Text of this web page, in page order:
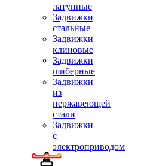
латунные
Задвижки
стальные
Задвижки
клиновые
Задвижки
шиберные
Задвижки
из
нержавеющей
стали
Задвижки
с
электроприводом